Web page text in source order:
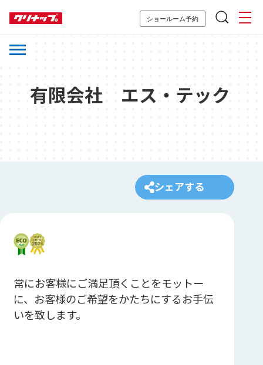
ショールーム予約
有限会社 エス・テック
シェアする
常にお客様にご満足頂くことをモットー
に、お客様のご希望をかたちにするお手伝
いを致します。